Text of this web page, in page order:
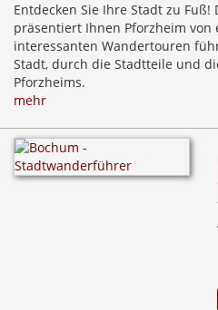
Entdecken Sie Ihre Stadt zu
präsentiert Ihnen Pforzheim von
interessanten Wandertouren
Stadt, durch die Stadtteile und
Pforzheims.
mehr